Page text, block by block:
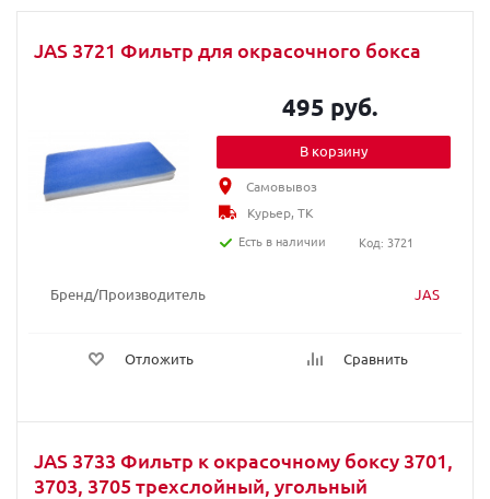
JAS 3721 Фильтр для окрасочного бокса
Бренд/Производитель JAS
Отложить Сравнить
495 руб.
В корзину
Самовывоз
Курьер, ТК
Есть в наличии
Код: 3721
JAS 3733 Фильтр к окрасочному боксу 3701,
3703, 3705 трехслойный, угольный